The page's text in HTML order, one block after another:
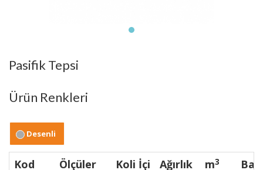
Pasifik Tepsi
Ürün Renkleri
Desenli
Kod Ölçüler Koli İçi Ağırlık m3